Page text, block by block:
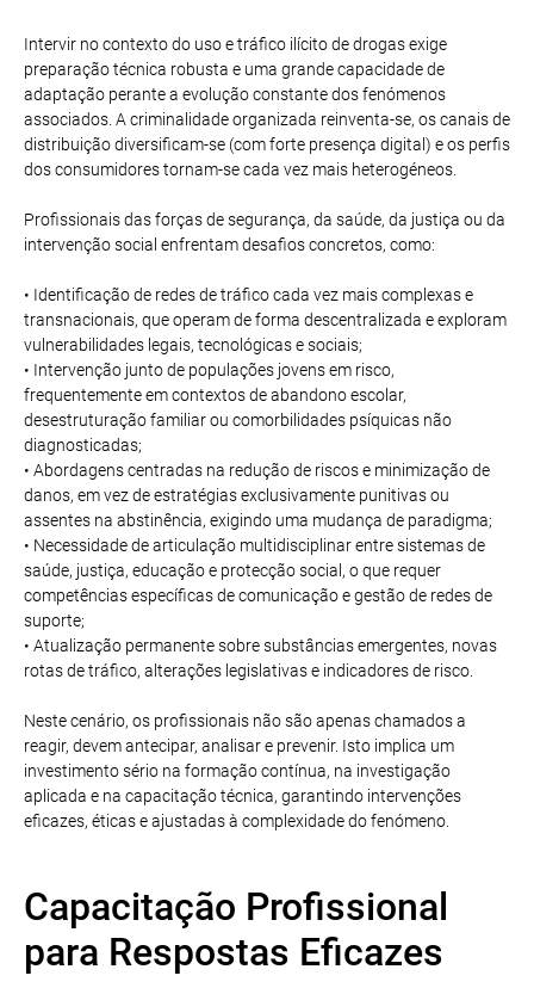
Intervir no contexto do uso e tráfico ilícito de drogas exige
preparação técnica robusta e uma grande capacidade de
adaptação perante a evolução constante dos fenómenos
associados. A criminalidade organizada reinventa-se, os canais de
distribuição diversificam-se (com forte presença digital) e os perfis
dos consumidores tornam-se cada vez mais heterogéneos.
Profissionais das forças de segurança, da saúde, da justiça ou da
intervenção social enfrentam desafios concretos, como:
• Identificação de redes de tráfico cada vez mais complexas e
transnacionais, que operam de forma descentralizada e exploram
vulnerabilidades legais, tecnológicas e sociais;
• Intervenção junto de populações jovens em risco,
frequentemente em contextos de abandono escolar,
desestruturação familiar ou comorbilidades psíquicas não
diagnosticadas;
• Abordagens centradas na redução de riscos e minimização de
danos, em vez de estratégias exclusivamente punitivas ou
assentes na abstinência, exigindo uma mudança de paradigma;
• Necessidade de articulação multidisciplinar entre sistemas de
saúde, justiça, educação e protecção social, o que requer
competências específicas de comunicação e gestão de redes de
suporte;
• Atualização permanente sobre substâncias emergentes, novas
rotas de tráfico, alterações legislativas e indicadores de risco.
Neste cenário, os profissionais não são apenas chamados a
reagir, devem antecipar, analisar e prevenir. Isto implica um
investimento sério na formação contínua, na investigação
aplicada e na capacitação técnica, garantindo intervenções
eficazes, éticas e ajustadas à complexidade do fenómeno.
Capacitação Profissional
para Respostas Eficazes